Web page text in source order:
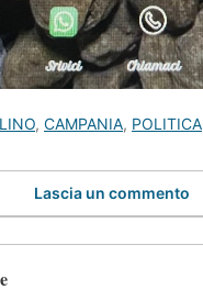
, CAMPANIA, POLITICA
Lascia un commento